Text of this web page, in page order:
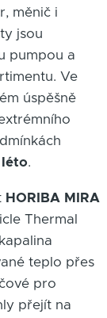
měnič i
jsou
pumpou a
Ve
úspěšně
léto.
HORIBA MIRA
Thermal
teplo přes
pro
přejít na